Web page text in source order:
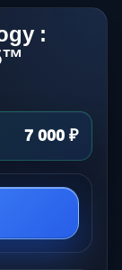
:
7 000 ₽